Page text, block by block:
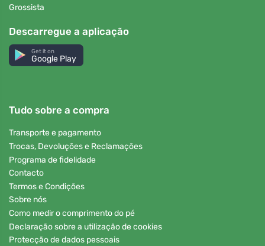
Grossista
Descarregue a aplicação
Get it on
Google Play
Tudo sobre a compra
Transporte e pagamento
Trocas, Devoluções e Reclamações
Programa de fidelidade
Contacto
Termos e Condições
Sobre nós
Como medir o comprimento do pé
Declaração sobre a utilização de cookies
Protecção de dados pessoais